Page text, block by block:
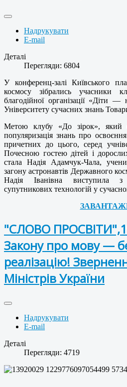
Надрукувати
E-mail
Деталі
Перегляди: 6804
У конференц-залі Київського
космосу зібрались учасники
благодійної організації «Діти
Університету сучасних знань
Метою клубу «До зірок»,
популяризація знань про
причетних до цього, серед
Почесною гостею дітей і
стала Надія Адамчук-Чала,
загону астронавтів Державного
Надія Іванівна виступила
супутникових технологій у
"СЛОВО
Закону про мову —
реалізацію!
Міністрів України
Надрукувати
E-mail
Деталі
Перегляди: 4719